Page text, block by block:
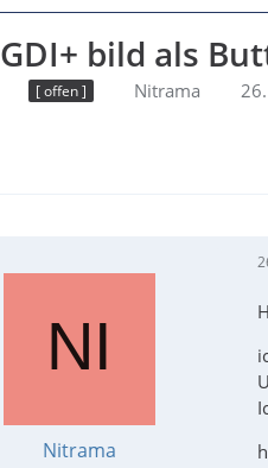
GDI+ bild als
[ offen ] Nitrama
Nitrama